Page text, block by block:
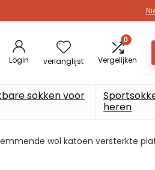
Login verlanglijst
0
Vergelijken
sokken voor
heren
wol katoen versterkte